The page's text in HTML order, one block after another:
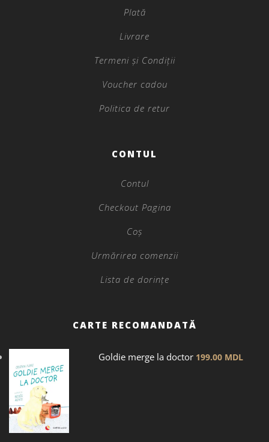
Plată
Livrare
Termeni și Condiții
Voucher cadou
Politica de retur
CONTUL
Contul
Checkout Pagina
Coș
Urmărirea comenzii
Lista de dorințe
CARTE RECOMANDATĂ
Goldie merge la doctor 199.00 MDL